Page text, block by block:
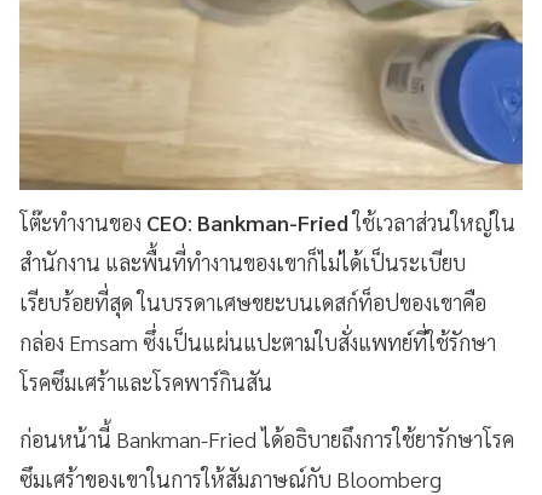
โต๊ะทำงานของ CEO: Bankman-Friedใช้เวลาส่วนใหญ่ใน
สำนักงาน และพื้นที่ทำงานของเขาก็ไม่ได้เป็นระเบียบ
เรียบร้อยที่สุด ในบรรดาเศษขยะบนเดสก์ท็อปของเขาคือ
กล่อง Emsam ซึ่งเป็นแผ่นแปะตามใบสั่งแพทย์ที่ใช้รักษา
โรคซึมเศร้าและโรคพาร์กินสัน
ก่อนหน้านี้ Bankman-Fried ได้อธิบายถึงการใช้ยารักษาโรค
ซึมเศร้าของเขาในการให้สัมภาษณ์กับ Bloomberg